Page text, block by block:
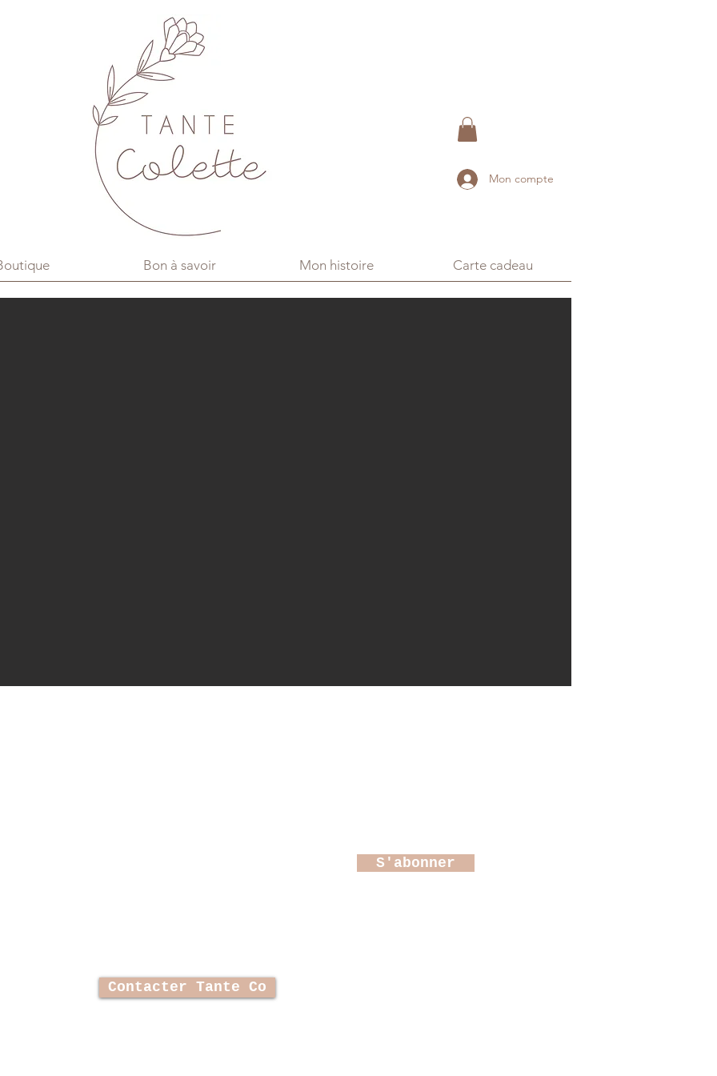
Mon compte
Bon à savoir Mon histoire Carte cadeau
S'abonner
Contacter Tante Co